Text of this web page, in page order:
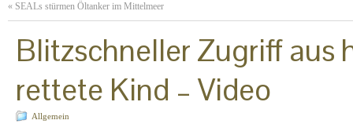
« SEALs stürmen Öltanker im Mittelmeer
Blitzschneller Zugriff
rettete Kind – Video
Allgemein